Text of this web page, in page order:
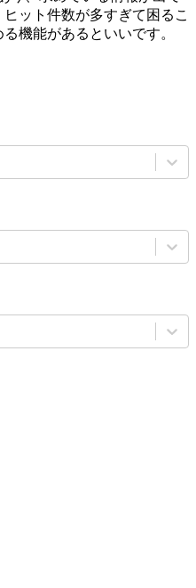
ット件数が多すぎて困るこ
機能があるといいです。